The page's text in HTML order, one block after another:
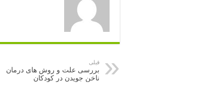
قبلی
بررسی علت و روش های درمان
ناخن جویدن در کودکان